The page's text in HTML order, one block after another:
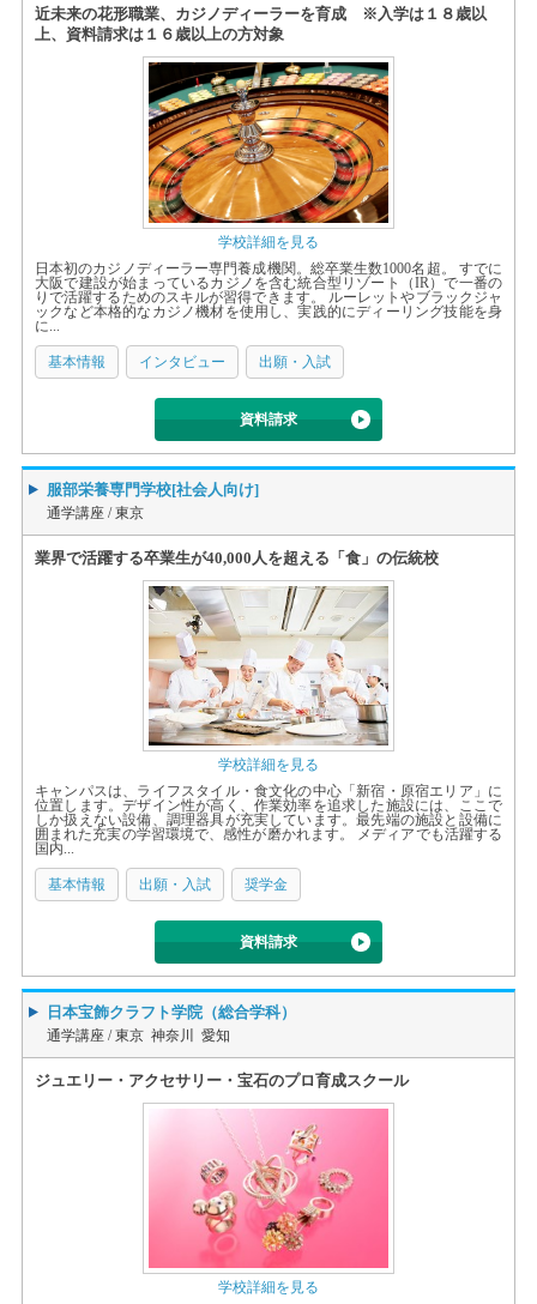
近未来の花形職業、カジノディーラーを育成 ※入学は１８歳以
上、資料請求は１６歳以上の方対象
学校詳細を見る
日本初のカジノディーラー専門養成機関。総卒業生数1000名超。 すでに
大阪で建設が始まっているカジノを含む統合型リゾート（IR）で一番の
りで活躍するためのスキルが習得できます。 ルーレットやブラックジャ
ックなど本格的なカジノ機材を使用し、実践的にディーリング技能を身
に...
基本情報 インタビュー 出願・入試
資料請求
服部栄養専門学校[社会人向け]
通学講座 /東京
業界で活躍する卒業生が40,000人を超える「食」の伝統校
学校詳細を見る
キャンパスは、ライフスタイル・食文化の中心「新宿・原宿エリア」に
位置します。デザイン性が高く、作業効率を追求した施設には、ここで
しか扱えない設備、調理器具が充実しています。最先端の施設と設備に
囲まれた充実の学習環境で、感性が磨かれます。 メディアでも活躍する
国内...
基本情報 出願・入試 奨学金
資料請求
日本宝飾クラフト学院（総合学科）
通学講座 /東京 神奈川 愛知
ジュエリー・アクセサリー・宝石のプロ育成スクール
学校詳細を見る